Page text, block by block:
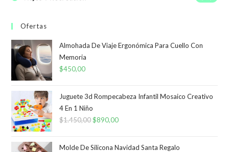
Ofertas
Almohada De Viaje Ergonómica Para Cuello Con
Memoria
$450,00
Juguete 3d Rompecabeza Infantil Mosaico Creativo
4 En 1 Niño
$1.450,00El
original
$890,00El
actual
Molde De Silicona Navidad Santa Regalo